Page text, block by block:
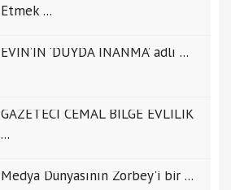
Etmek ...
EVİN’İN ‘DUYDA İNANMA’ adlı ...
GAZETECİ CEMAL BİLGE EVLİLİK
...
Medya Dünyasının Zorbey'i bir ...